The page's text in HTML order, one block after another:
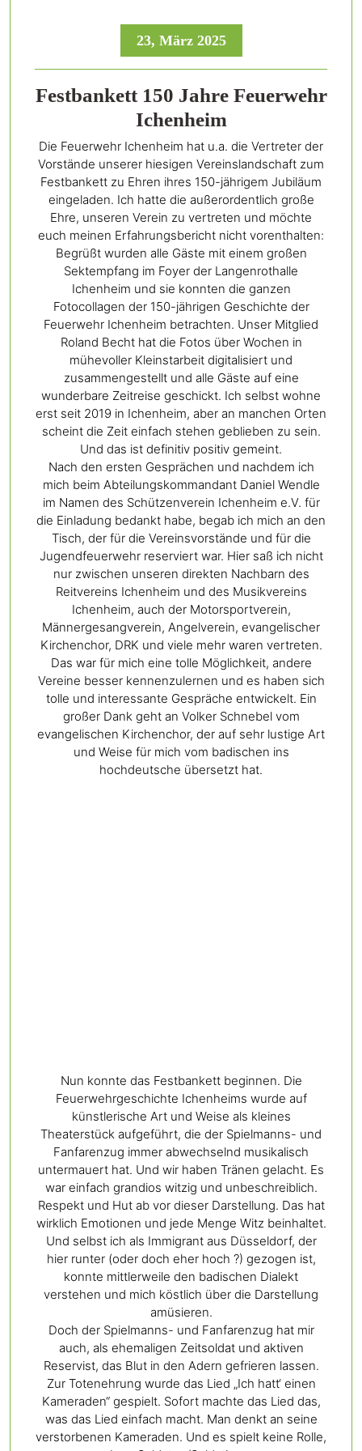
23, März 2025
Festbankett 150 Jahre Feuerwehr
Ichenheim
Die Feuerwehr Ichenheim hat u.a. die Vertreter der
Vorstände unserer hiesigen Vereinslandschaft zum
Festbankett zu Ehren ihres 150-jährigem Jubiläum
eingeladen. Ich hatte die außerordentlich große
Ehre, unseren Verein zu vertreten und möchte
euch meinen Erfahrungsbericht nicht vorenthalten:
Begrüßt wurden alle Gäste mit einem großen
Sektempfang im Foyer der Langenrothalle
Ichenheim und sie konnten die ganzen
Fotocollagen der 150-jährigen Geschichte der
Feuerwehr Ichenheim betrachten. Unser Mitglied
Roland Becht hat die Fotos über Wochen in
mühevoller Kleinstarbeit digitalisiert und
zusammengestellt und alle Gäste auf eine
wunderbare Zeitreise geschickt. Ich selbst wohne
erst seit 2019 in Ichenheim, aber an manchen Orten
scheint die Zeit einfach stehen geblieben zu sein.
Und das ist definitiv positiv gemeint.
Nach den ersten Gesprächen und nachdem ich
mich beim Abteilungskommandant Daniel Wendle
im Namen des Schützenverein Ichenheim e.V. für
die Einladung bedankt habe, begab ich mich an den
Tisch, der für die Vereinsvorstände und für die
Jugendfeuerwehr reserviert war. Hier saß ich nicht
nur zwischen unseren direkten Nachbarn des
Reitvereins Ichenheim und des Musikvereins
Ichenheim, auch der Motorsportverein,
Männergesangverein, Angelverein, evangelischer
Kirchenchor, DRK und viele mehr waren vertreten.
Das war für mich eine tolle Möglichkeit, andere
Vereine besser kennenzulernen und es haben sich
tolle und interessante Gespräche entwickelt. Ein
großer Dank geht an Volker Schnebel vom
evangelischen Kirchenchor, der auf sehr lustige Art
und Weise für mich vom badischen ins
hochdeutsche übersetzt hat.
Nun konnte das Festbankett beginnen. Die
Feuerwehrgeschichte Ichenheims wurde auf
künstlerische Art und Weise als kleines
Theaterstück aufgeführt, die der Spielmanns- und
Fanfarenzug immer abwechselnd musikalisch
untermauert hat. Und wir haben Tränen gelacht. Es
war einfach grandios witzig und unbeschreiblich.
Respekt und Hut ab vor dieser Darstellung. Das hat
wirklich Emotionen und jede Menge Witz beinhaltet.
Und selbst ich als Immigrant aus Düsseldorf, der
hier runter (oder doch eher hoch ?) gezogen ist,
konnte mittlerweile den badischen Dialekt
verstehen und mich köstlich über die Darstellung
amüsieren.
Doch der Spielmanns- und Fanfarenzug hat mir
auch, als ehemaligen Zeitsoldat und aktiven
Reservist, das Blut in den Adern gefrieren lassen.
Zur Totenehrung wurde das Lied „Ich hatt‘ einen
Kameraden“ gespielt. Sofort machte das Lied das,
was das Lied einfach macht. Man denkt an seine
verstorbenen Kameraden. Und es spielt keine Rolle,